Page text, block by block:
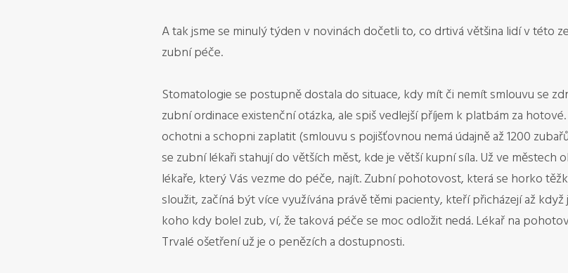
A tak jsme se minulý týden v novinách dočetli to, co drtivá většina lidí v této
zubní péče.
Stomatologie se postupně dostala do situace, kdy mít či nemít smlouvu se
zubní ordinace existenční otázka, ale spiš vedlejší příjem k platbám za
ochotni a schopni zaplatit (smlouvu s pojišťovnou nemá údajně až 1200
se zubní lékaři stahují do větších měst, kde je větší kupní síla. Už ve
lékaře, který Vás vezme do péče, najít. Zubní pohotovost, která se horko
sloužit, začíná být více využívána právě těmi pacienty, kteří přicházejí až
koho kdy bolel zub, ví, že taková péče se moc odložit nedá. Lékař na
Trvalé ošetření už je o penězích a dostupnosti.